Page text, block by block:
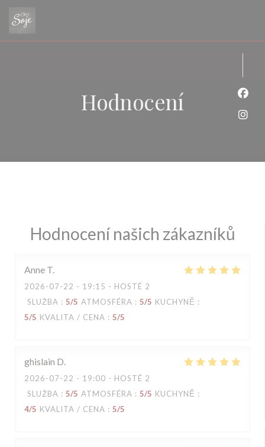
Hodnocení
Hodnocení našich zákazníků
Anne T
2026-07-22 - 19:15 - HOSTÉ 2
SLUŽBA : 5/5 ATMOSFÉRA : 5/5 KUCHYNĚ :
5/5 KVALITA / CENA : 5/5
ghislain D
2026-07-22 - 19:00 - HOSTÉ 2
SLUŽBA : 5/5 ATMOSFÉRA : 5/5 KUCHYNĚ :
4/5 KVALITA / CENA : 5/5